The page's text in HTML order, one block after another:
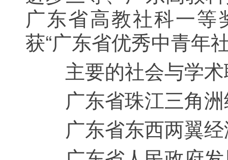
广东省高教社科一
获“广东省优秀中青年
主要的社会与学术
广东省珠江三角洲
广东省东西两翼经